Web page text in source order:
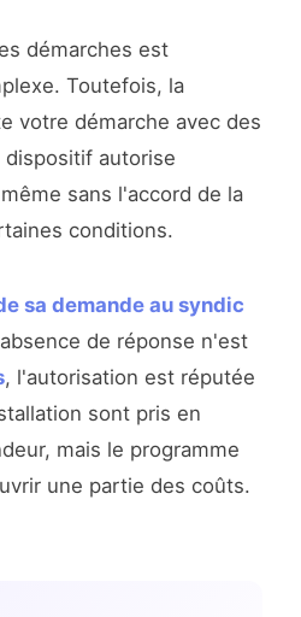
démarches est
Toutefois, la
votre démarche avec des
dispositif autorise
sans l'accord de la
conditions.
sa demande au syndic
de réponse n'est
, l'autorisation est réputée
sont pris en
mais le programme
une partie des coûts.